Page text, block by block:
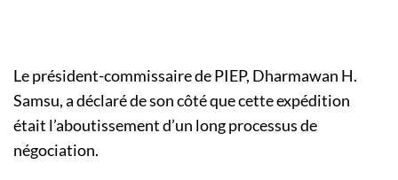
Le président-commissaire de PIEP, Dharmawan H.
Samsu, a déclaré de son côté que cette expédition
était l’aboutissement d’un long processus de
négociation.